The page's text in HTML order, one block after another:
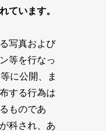
ています。
写真および
等を行なっ
に公開、ま
する行為は
ものであ
科され、あ